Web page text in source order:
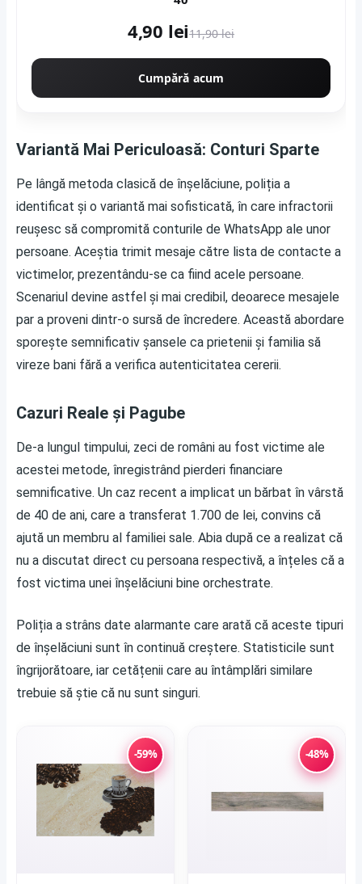
4,90 lei11,90 lei
Cumpără acum
Variantă Mai Periculoasă: Conturi Sparte
Pe lângă metoda clasică de înșelăciune, poliția a
identificat și o variantă mai sofisticată, în care infractorii
reușesc să compromită conturile de WhatsApp ale unor
persoane. Aceștia trimit mesaje către lista de contacte a
victimelor, prezentându-se ca fiind acele persoane.
Scenariul devine astfel și mai credibil, deoarece mesajele
par a proveni dintr-o sursă de încredere. Această abordare
sporește semnificativ șansele ca prietenii și familia să
vireze bani fără a verifica autenticitatea cererii.
Cazuri Reale și Pagube
De-a lungul timpului, zeci de români au fost victime ale
acestei metode, înregistrând pierderi financiare
semnificative. Un caz recent a implicat un bărbat în vârstă
de 40 de ani, care a transferat 1.700 de lei, convins că
ajută un membru al familiei sale. Abia după ce a realizat că
nu a discutat direct cu persoana respectivă, a înțeles că a
fost victima unei înșelăciuni bine orchestrate.
Poliția a strâns date alarmante care arată că aceste tipuri
de înșelăciuni sunt în continuă creștere. Statisticile sunt
îngrijorătoare, iar cetățenii care au întâmplări similare
trebuie să știe că nu sunt singuri.
-59% -48%